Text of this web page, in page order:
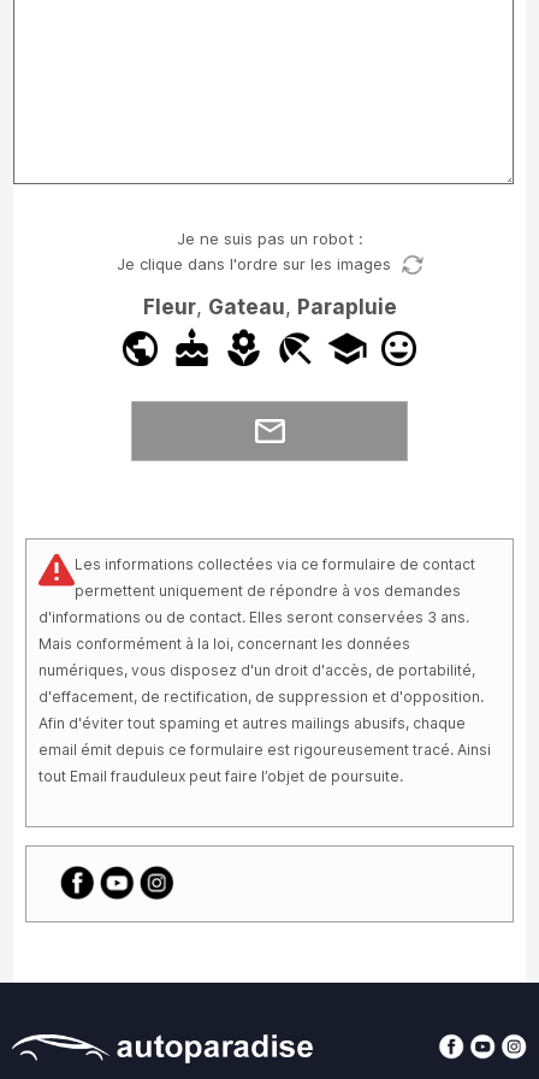
Je ne suis pas un robot :
Je clique dans l'ordre sur les images
Fleur, Gateau, Parapluie
Les informations collectées via ce formulaire de contact
permettent uniquement de répondre à vos demandes
d'informations ou de contact. Elles seront conservées 3 ans.
Mais conformément à la loi, concernant les données
numériques, vous disposez d'un droit d'accès, de portabilité,
d'effacement, de rectification, de suppression et d'opposition.
Afin d'éviter tout spaming et autres mailings abusifs, chaque
email émit depuis ce formulaire est rigoureusement tracé. Ainsi
tout Email frauduleux peut faire l’objet de poursuite.